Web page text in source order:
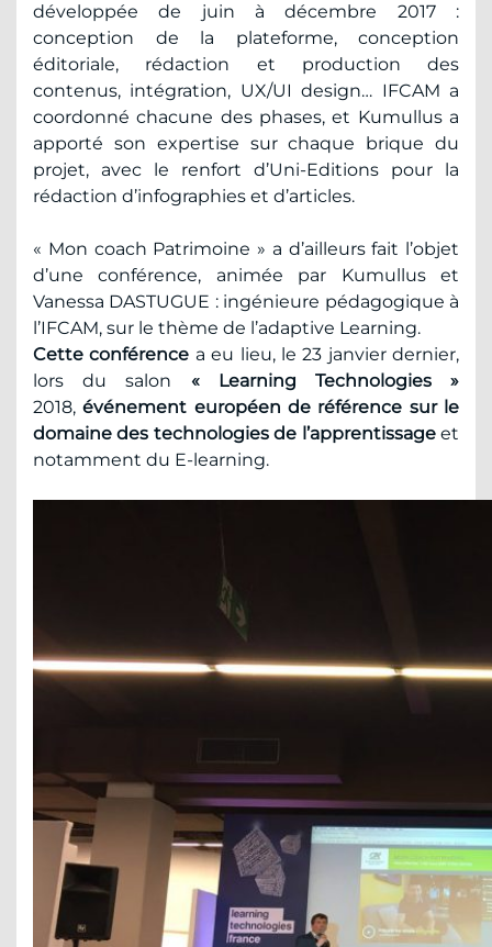
développée de juin à décembre 2017 :
conception de la plateforme, conception
éditoriale, rédaction et production des
contenus, intégration, UX/UI design… IFCAM a
coordonné chacune des phases, et Kumullus a
apporté son expertise sur chaque brique du
projet, avec le renfort d’Uni-Editions pour la
rédaction d’infographies et d’articles.
« Mon coach Patrimoine » a d’ailleurs fait l’objet
d’une conférence, animée par Kumullus et
Vanessa DASTUGUE : ingénieure pédagogique à
l’IFCAM, sur le thème de l’adaptive Learning.
Cette conférence a eu lieu, le 23 janvier dernier,
lors du salon « Learning Technologies »
2018,événement européen de référence sur le
domaine des technologies de l’apprentissageet
notamment du E-learning.